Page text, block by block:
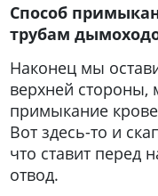
Способ
трубам
Наконец мы
верхней
примыкание
Вот здесь-то и
что ставит перед
отвод.